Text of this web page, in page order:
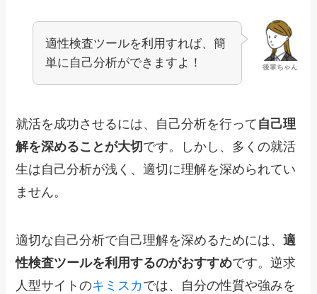
後輩ちゃん
適性検査ツールを利用すれば、簡
単に自己分析ができますよ！
就活を成功させるには、自己分析を行って 自己理
解を深めることが大切 です。しかし、多くの就活
生は自己分析が浅く、適切に理解を深められてい
ません。
適切な自己分析で自己理解を深めるためには、適
性検査ツールを利用するのがおすすめです。逆求
人型サイトのキミスカでは、自分の性質や強みを